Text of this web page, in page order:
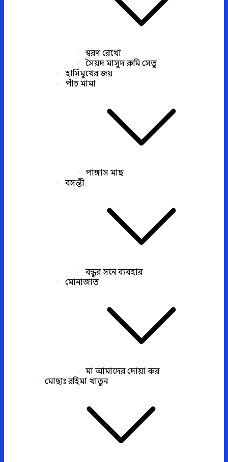
স্বরণ রেখো
সৈয়দ মাসুদ রুমি সেতু
হাসিমুখের জয়
পাঁচ মামা
পাঙ্গাস মাছ
বসন্তী
বন্ধুর সনে ব্যবহার
মোনাজাত
মা আমাদের দোয়া কর
মোছাঃ রহিমা খাতুন